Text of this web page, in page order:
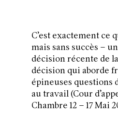
C’est exactement ce
mais sans succès –
décision récente de
décision qui aborde
épineuses questions
au travail (Cour
Chambre 12 – 17 Mai